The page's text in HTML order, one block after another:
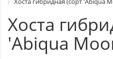
Хоста
'Abiqua